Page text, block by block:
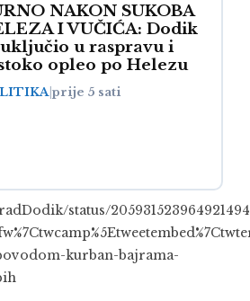
NAKON SUKOBA
I VUČIĆA: Dodik
uključio u raspravu i
opleo po Helezu
prije 5 sati
status/
kurban-bajrama-